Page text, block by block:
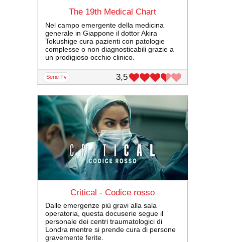
The 19th Medical Chart
Nel campo emergente della medicina
generale in Giappone il dottor Akira
Tokushige cura pazienti con patologie
complesse o non diagnosticabili grazie a
un prodigioso occhio clinico.
serie Tv 3,5
Critical - Codice rosso
Dalle emergenze più gravi alla sala
operatoria, questa docuserie segue il
personale dei centri traumatologici di
Londra mentre si prende cura di persone
gravemente ferite.